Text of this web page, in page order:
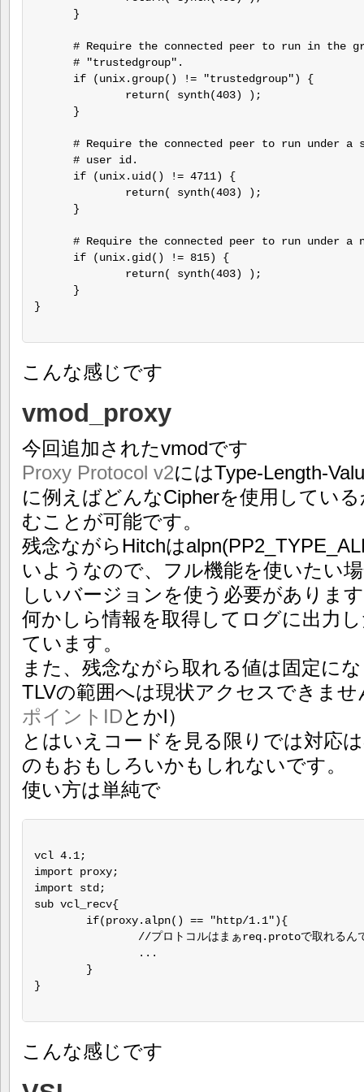
      }
# Require the connected peer to run in the
      # "trustedgroup".
      if (unix.group() != "trustedgroup") {
              return( synth(403) );
      }
# Require the connected peer to run under a
      # user id.
      if (unix.uid() != 4711) {
              return( synth(403) );
      }
# Require the connected peer to run under a
      if (unix.gid() != 815) {
              return( synth(403) );
      }
}
こんな感じです
vmod_proxy
今回追加されたvmodです
Proxy Protocol v2にはType-Length-
に例えばどんなCipherを使用してい
むことが可能です。
残念ながらHitchは
いようなので、フル機能を使いたい
しいバージョンを使う必要がありま
何かしら情報を取得してログに出力
ています。
また、残念ながら取れる値は固定に
TLVの範囲へは現状アクセスできませ
ポイントIDとかl）
とはいえコードを見る限りでは対応
のもおもしろいかもしれないです。
使い方は単純で
vcl 4.1;
import proxy;
import std;
sub vcl_recv{
}
こんな感じです